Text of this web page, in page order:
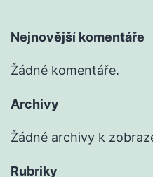
Nejnovější komentáře
Žádné komentáře.
Archivy
Žádné archivy k
Rubriky